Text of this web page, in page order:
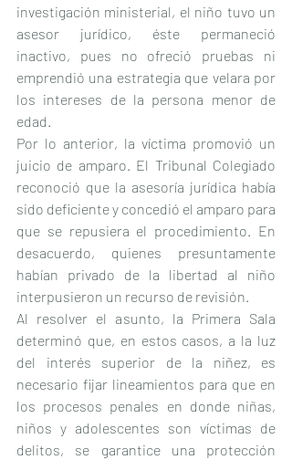
investigación ministerial, el niño tuvo un
asesor jurídico, éste permaneció
inactivo, pues no ofreció pruebas ni
emprendió una estrategia que velara por
los intereses de la persona menor de
edad.
Por lo anterior, la víctima promovió un
juicio de amparo. El Tribunal Colegiado
reconoció que la asesoría jurídica había
sido deficiente y concedió el amparo para
que se repusiera el procedimiento. En
desacuerdo, quienes presuntamente
habían privado de la libertad al niño
interpusieron un recurso de revisión.
Al resolver el asunto, la Primera Sala
determinó que, en estos casos, a la luz
del interés superior de la niñez, es
necesario fijar lineamientos para que en
los procesos penales en donde niñas,
niños y adolescentes son víctimas de
delitos, se garantice una protección